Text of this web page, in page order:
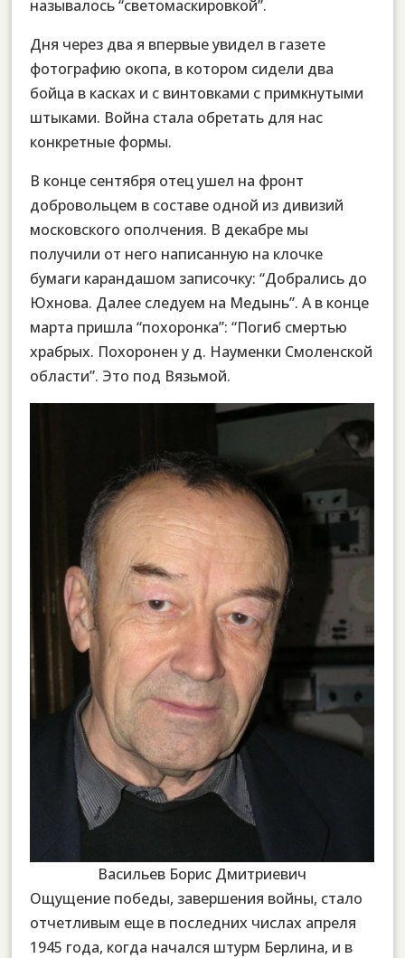
называлось “светомаскировкой”.
Дня через два я впервые увидел в газете
фотографию окопа, в котором сидели два
бойца в касках и с винтовками с примкнутыми
штыками. Война стала обретать для нас
конкретные формы.
В конце сентября отец ушел на фронт
добровольцем в составе одной из дивизий
московского ополчения. В декабре мы
получили от него написанную на клочке
бумаги карандашом записочку: “Добрались до
Юхнова. Далее следуем на Медынь”. А в конце
марта пришла “похоронка”: “Погиб смертью
храбрых. Похоронен у д. Науменки Смоленской
области”. Это под Вязьмой.
Васильев Борис Дмитриевич
Ощущение победы, завершения войны, стало
отчетливым еще в последних числах апреля
1945 года, когда начался штурм Берлина, и в